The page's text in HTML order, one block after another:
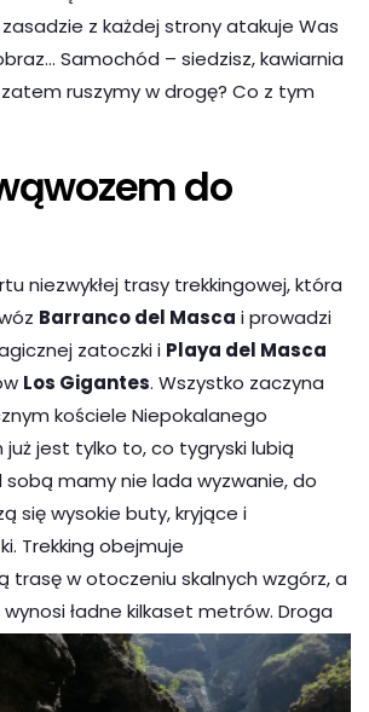
z każdej strony atakuje Was
Samochód – siedzisz, kawiarnia
ruszymy w drogę? Co z tym
do
niezwykłej trasy trekkingowej, która
Barranco del Masca i prowadzi
zatoczki i Playa del Masca
Los Gigantes. Wszystko zaczyna
kościele Niepokalanego
jest tylko to, co tygryski lubią
sobą mamy nie lada wyzwanie, do
się wysokie buty, kryjące i
Trekking obejmuje
trasę w otoczeniu skalnych wzgórz, a
ładne kilkaset metrów. Droga